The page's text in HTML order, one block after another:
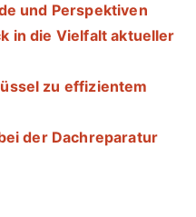
und Perspektiven
in die Vielfalt aktueller
zu effizientem
der Dachreparatur